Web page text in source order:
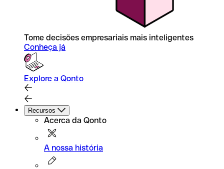
Tome decisões empresariais mais inteligentes
Conheça já
Explore a Qonto
Recursos
Acerca da Qonto
A nossa história